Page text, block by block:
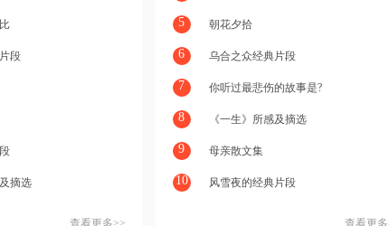
段
摘选
查看更多>>
5 朝花夕拾
6 乌合之众经典片段
7 你听过最悲伤的故事是?
8 《一生》所感及摘选
9 母亲散文集
10 风雪夜的经典片段
查看更